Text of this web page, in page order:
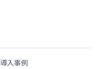
導入事例